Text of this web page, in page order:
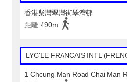
香港柴灣翠灣街翠灣邨
距離 490m
LYC'EE FRANCAIS INTL
1 Cheung Man Road Chai Man